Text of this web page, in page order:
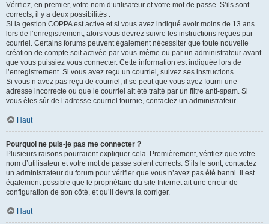
Vérifiez, en premier, votre nom d’utilisateur et votre mot de passe. S’ils sont
corrects, il y a deux possibilités :
Si la gestion COPPA est active et si vous avez indiqué avoir moins de 13 ans
lors de l’enregistrement, alors vous devrez suivre les instructions reçues par
courriel. Certains forums peuvent également nécessiter que toute nouvelle
création de compte soit activée par vous-même ou par un administrateur avant
que vous puissiez vous connecter. Cette information est indiquée lors de
l’enregistrement. Si vous avez reçu un courriel, suivez ses instructions.
Si vous n’avez pas reçu de courriel, il se peut que vous ayez fourni une
adresse incorrecte ou que le courriel ait été traité par un filtre anti-spam. Si
vous êtes sûr de l’adresse courriel fournie, contactez un administrateur.
Haut
Pourquoi ne puis-je pas me connecter ?
Plusieurs raisons pourraient expliquer cela. Premièrement, vérifiez que votre
nom d’utilisateur et votre mot de passe soient corrects. S’ils le sont, contactez
un administrateur du forum pour vérifier que vous n’avez pas été banni. Il est
également possible que le propriétaire du site Internet ait une erreur de
configuration de son côté, et qu’il devra la corriger.
Haut